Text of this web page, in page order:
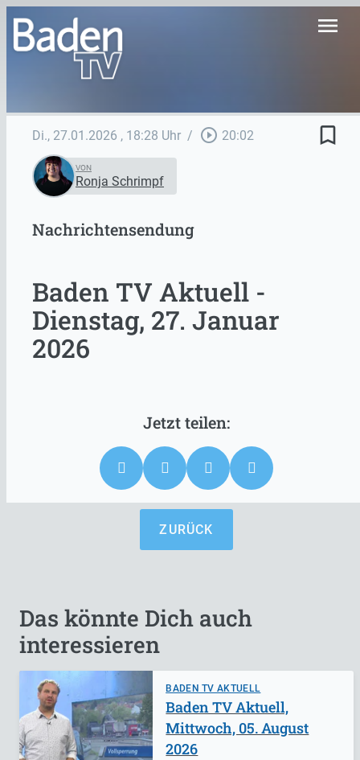
menu
Di., 27.01.2026 , 18:28 Uhr / play_circle_outline 20:02 bookmark_border
VON
Ronja Schrimpf
Nachrichtensendung
Baden TV Aktuell -
Dienstag, 27. Januar
2026
ZURÜCK
Das könnte Dich auch
interessieren
BADEN TV AKTUELL
Baden TV Aktuell,
Mittwoch, 05. August
2026